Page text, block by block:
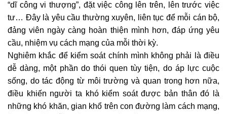
“dĩ công vi thượng”, đặt việc công lên trên, lên trước việc
tư… Đây là yêu cầu thường xuyên, liên tục để mỗi cán bộ,
đảng viên ngày càng hoàn thiện mình hơn, đáp ứng yêu
cầu, nhiệm vụ cách mạng của mỗi thời kỳ.
Nghiêm khắc để kiểm soát chính mình không phải là điều
dễ dàng, một phần do thói quen tùy tiện, do áp lực cuộc
sống, do tác động từ môi trường và quan trong hơn nữa,
điều khiến người ta khó kiểm soát được bản thân đó là
những khó khăn, gian khổ trên con đường làm cách mạng,